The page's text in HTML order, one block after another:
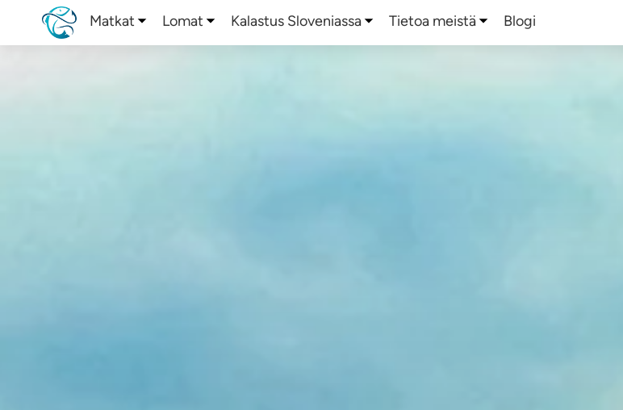
Matkat Lomat Kalastus Sloveniassa Tietoa meistä Blogi